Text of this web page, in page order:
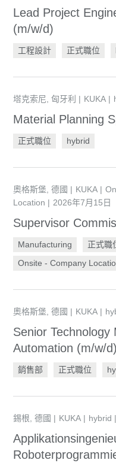
Lead Project
(m/w/d)
工程設計 正式職位
塔克索尼, 匈牙利 KUKA
Material Planning
正式職位 hybrid
奧格斯堡, 德國 KUKA
Location
2026年7月15日
Supervisor
Manufacturing
正式職
Onsite - Company
奧格斯堡, 德國 KUKA
Senior Technology
Automation (m/w/d)
銷售部 正式職位
錫根, 德國 KUKA hybrid